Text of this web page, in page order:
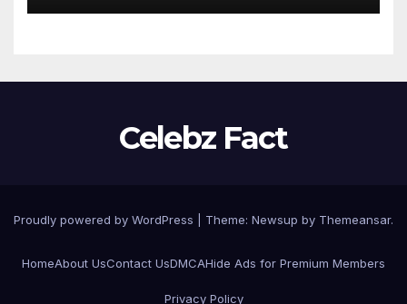
Celebz Fact
Proudly powered by WordPress Theme: Newsup by Themeansar.
HomeAbout UsContact UsDMCAHide Ads for Premium Members
Privacy Policy